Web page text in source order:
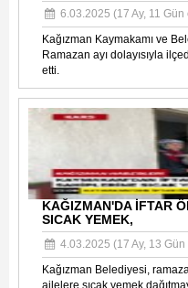
6.03.2025 (17 Ay, 11 Gün
Kağızman Kaymakamı ve
Ramazan ayı dolayısıyla
etti.
KAĞIZMAN'DA İFTAR
SICAK YEMEK,
4.03.2025 (17 Ay, 13 Gün
Kağızman Belediyesi,